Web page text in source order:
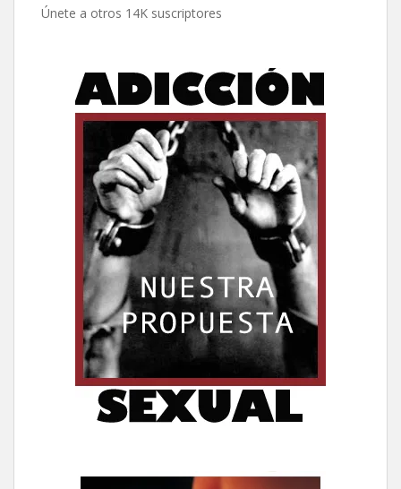
Únete a otros 14K suscriptores